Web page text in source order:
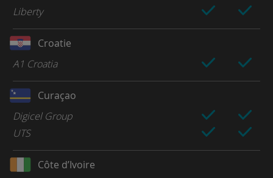
Liberty
Croatie
A1 Croatia
Curaçao
Digicel Group
UTS
Côte d’Ivoire